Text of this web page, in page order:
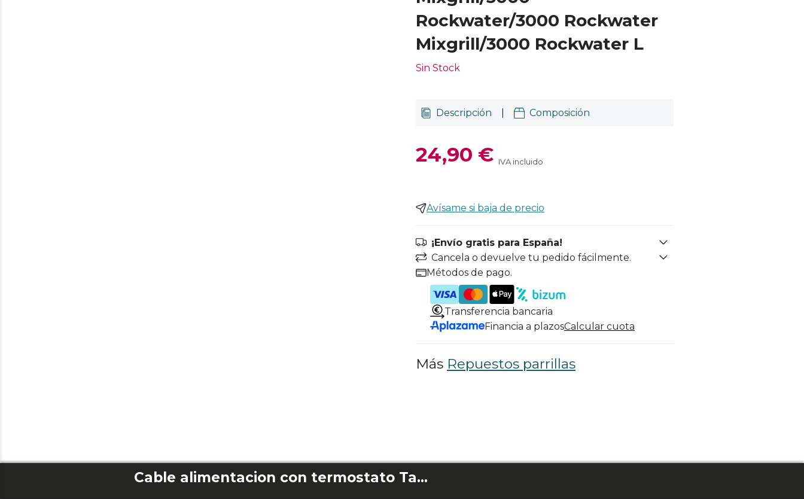
Rockwater/3000 Rockwater
Mixgrill/3000 Rockwater L
Sin Stock
Descripción Composición
24,90 € IVA incluido
Avísame si baja de precio
¡Envío gratis para España!
Cancela o devuelve tu pedido fácilmente.
Métodos de pago.
Transferencia bancaria
Financia a plazosCalcular cuota
Más Repuestos parrillas
Cable alimentacion con termostato Tasty&Grill 2500 Blackwater Mixgrill/2500 Rockwater Mixgrill/3000 Blackwater/3000 Blackwater Mixgrill/3000 Rockwater/3000 Rockwater Mixgrill/3000 Rockwater L